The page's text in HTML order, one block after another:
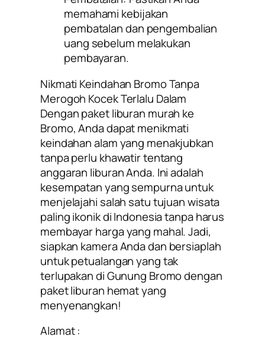
memahami kebijakan
pembatalan dan pengembalian
uang sebelum melakukan
pembayaran.
Nikmati Keindahan Bromo Tanpa
Merogoh Kocek Terlalu Dalam
Dengan paket liburan murah ke
Bromo, Anda dapat menikmati
keindahan alam yang menakjubkan
tanpa perlu khawatir tentang
anggaran liburan Anda. Ini adalah
kesempatan yang sempurna untuk
menjelajahi salah satu tujuan wisata
paling ikonik di Indonesia tanpa harus
membayar harga yang mahal. Jadi,
siapkan kamera Anda dan bersiaplah
untuk petualangan yang tak
terlupakan di Gunung Bromo dengan
paket liburan hemat yang
menyenangkan!
Alamat :